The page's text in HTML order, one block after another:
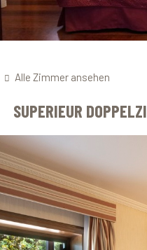
Alle Zimmer ansehen
SUPERIEUR